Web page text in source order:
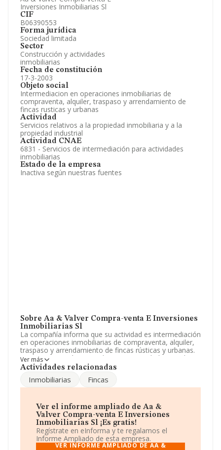
Inversiones Inmobiliarias Sl
CIF
B06390553
Forma jurídica
Sociedad limitada
Sector
Construcción y actividades
inmobiliarias
Fecha de constitución
17-3-2003
Objeto social
Intermediacion en operaciones inmobiliarias de
compraventa, alquiler, traspaso y arrendamiento de
fincas rusticas y urbanas
Actividad
Servicios relativos a la propiedad inmobiliaria y a la
propiedad industrial
Actividad CNAE
6831 - Servicios de intermediación para actividades
inmobiliarias
Estado de la empresa
Inactiva según nuestras fuentes
Sobre Aa & Valver Compra-venta E Inversiones
Inmobiliarias Sl
La compañía informa que su actividad es intermediación
en operaciones inmobiliarias de compraventa, alquiler,
traspaso y arrendamiento de fincas rústicas y urbanas.
La empresa está registrada como Sociedad Limitada. Su
CNAE corresponde a 6831 con código 'Agentes de la
en mercados exteriores.
del teléfono 924313909.
La compañíaAa & Valver Compra-venta e
Inversiones Inmobiliarias S.L, CIF B06390553, está
situada en Calle Marquesa De Pinares núm. 2, (06800),
en el municipio de Merida, Badajoz, Extremadura.
Ver más
Actividades relacionadas
Inmobiliarias Fincas
Ver el informe ampliado de Aa &
Valver Compra-venta E Inversiones
Inmobiliarias Sl ¡Es gratis!
Regístrate en eInforma y te regalamos el
Informe Ampliado de esta empresa.
VER INFORME AMPLIADO DE AA &